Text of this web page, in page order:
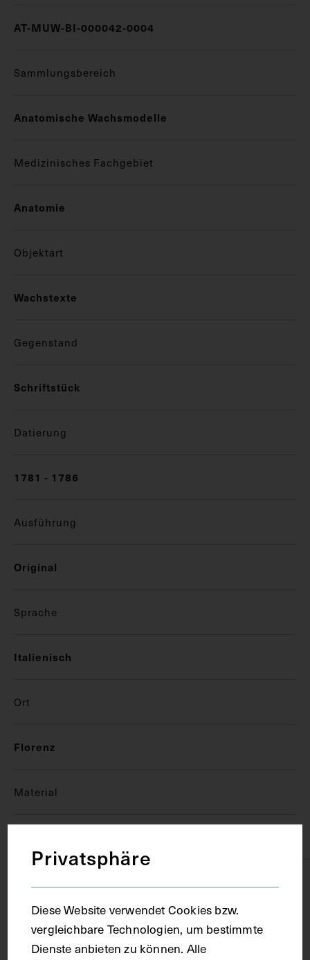
AT-MUW-BI-000042-0004
Sammlungsbereich
Anatomische Wachsmodelle
Medizinisches Fachgebiet
Anatomie
Objektart
Wachstexte
Gegenstand
Schriftstück
Datierung
1781 - 1786
Ausführung
Original
Sprache
Italienisch
Ort
Florenz
Material
Handschrift
Privatsphäre
Diese Website verwendet Cookies bzw.
vergleichbare Technologien, um bestimmte
Dienste anbieten zu können. Alle